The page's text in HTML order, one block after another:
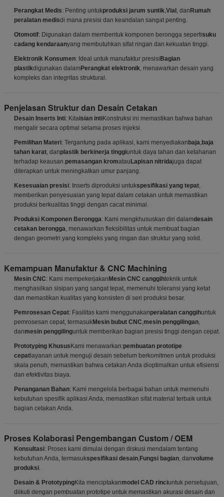
Perangkat Medis: Penting untukproduksi jarum suntik,Vial, danRumah
peralatan medisdi mana presisi dan keandalan sangat penting.
Otomotif: Digunakan dalam membentuk komponen berongga sepertisuku
cadang kendaraanyang membutuhkan sifat ringan dan kekuatan tinggi.
Elektronik Konsumen: Ideal untuk manufaktur presisiBagian
plastikdigunakan dalamPerangkat elektronik, menawarkan desain yang
kompleks dan integritas struktural.
Penjelasan Struktur dan Desain Cetakan
Desain Inserts Inti: Kitaisian intiKonstruksi ini memastikan bahwa bahan
mengalir secara optimal selama proses injeksi.
Pemilihan Materi: Tergantung pada aplikasi, kami menyediakanbaja,baja
tahan karat, danplastik berkinerja tinggiuntuk daya tahan dan ketahanan
terhadap keausan.pemasangan kromatauLapisan nitridajuga dapat
diterapkan untuk meningkatkan umur panjang.
Kesesuaian presisi: Inserts diproduksi untukspesifikasi yang tepat,
memberikan penyesuaian yang tepat dalam cetakan untuk memastikan
produksi berkualitas tinggi dengan cacat minimal.
Produksi Komponen Berongga: Kami mengkhususkan diri dalamdesain
cetakan berongga, menawarkan fleksibilitas untuk membuat bagian
dengan geometri yang kompleks yang ringan dan struktur yang solid.
Kemampuan Manufaktur & CNC Machining
Mesin CNC: Kami mempekerjakanMesin CNC canggihteknik untuk
menghasilkan sisipan yang sangat tepat, memenuhi toleransi yang ketat
dan memastikan kualitas yang konsisten di seri produksi besar.
Pemrosesan Cepat: Fasilitas kami menggunakanperalatan canggihuntuk
pemrosesan cepat, termasukMesin bubut CNC,mesin penggilingan,
danmesin penggilinguntuk memberikan bagian presisi tinggi dengan cepat.
Prototyping KhususKami menawarkan:pembuatan prototipe
cepatlayanan untuk menguji desain sebelum berkomitmen untuk produksi
skala penuh, memastikan bahwa cetakan Anda dioptimalkan untuk efisiensi
dan efektivitas biaya.
Penanganan Bahan: Kami mengelola berbagai bahan untuk memenuhi
kebutuhan spesifik aplikasi Anda, memastikan sifat material terbaik untuk
bagian cetakan Anda.
Proses Kolaborasi Pengembangan Custom / OEM
Konsultasi: Proses kami dimulai dengan diskusi mendalam tentang
kebutuhan Anda, termasukspesifikasi desain,Fungsi bagian, danvolume
produksi.
Desain & PrototypingKita menciptakanmodel CAD rinciuntuk persetujuan,
diikuti dengan pembuatan prototipe untuk memastikan akurasi desain dan